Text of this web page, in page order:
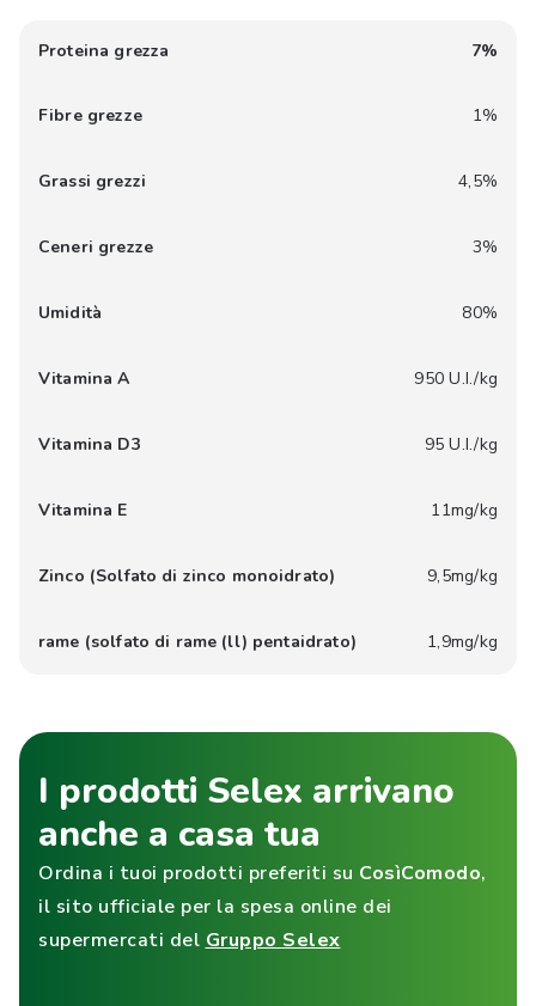
Proteina grezza 7%
Fibre grezze 1%
Grassi grezzi 4,5%
Ceneri grezze 3%
Umidità 80%
Vitamina A 950 U.I./kg
Vitamina D3 95 U.I./kg
Vitamina E 11mg/kg
Zinco (Solfato di zinco monoidrato) 9,5mg/kg
rame (solfato di rame (ll) pentaidrato) 1,9mg/kg
I prodotti Selex arrivano
anche a casa tua
Ordina i tuoi prodotti preferiti su CosìComodo,
il sito ufficiale per la spesa online dei
supermercati del Gruppo Selex